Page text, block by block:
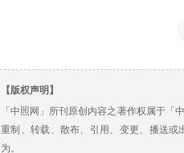
【版权声明】
「中照网」所刊原创内容之著作权属于
重制、转载、散布、引用、变更、播送
为。